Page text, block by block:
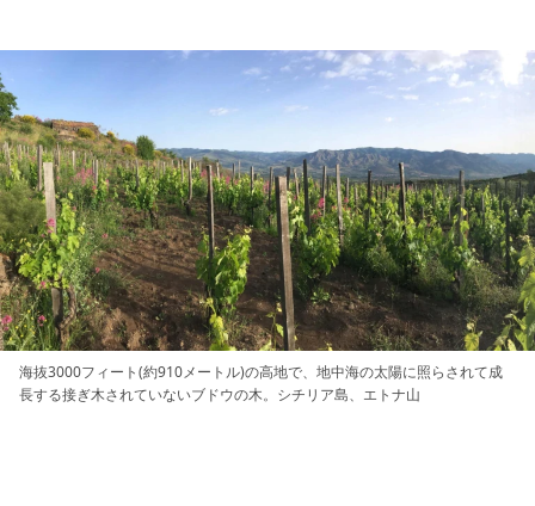
海抜3000フィート(約910メートル)の高地で、地中海の太陽に照らされて成
長する接ぎ木されていないブドウの木。シチリア島、エトナ山